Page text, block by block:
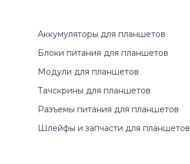
Аккумуляторы для планшетов
Блоки питания для планшетов
Модули для планшетов
Тачскрины для планшетов
Разъемы питания для планшетов
Шлейфы и запчасти для планшетов